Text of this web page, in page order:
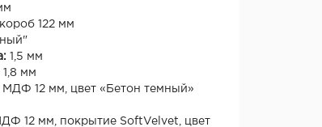
122 мм
1,5 мм
1,8 мм
МДФ 12 мм, цвет «Бетон темный»
12 мм, покрытие SoftVelvet, цвет